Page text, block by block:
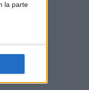
la parte